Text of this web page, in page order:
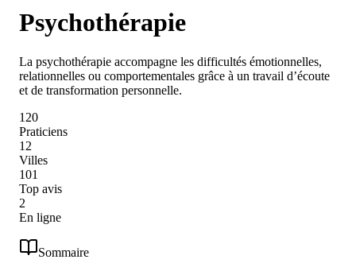
Psychothérapie
La psychothérapie accompagne les difficultés émotionnelles,
relationnelles ou comportementales grâce à un travail d’écoute
et de transformation personnelle.
120
Praticiens
12
Villes
101
Top avis
2
En ligne
Sommaire